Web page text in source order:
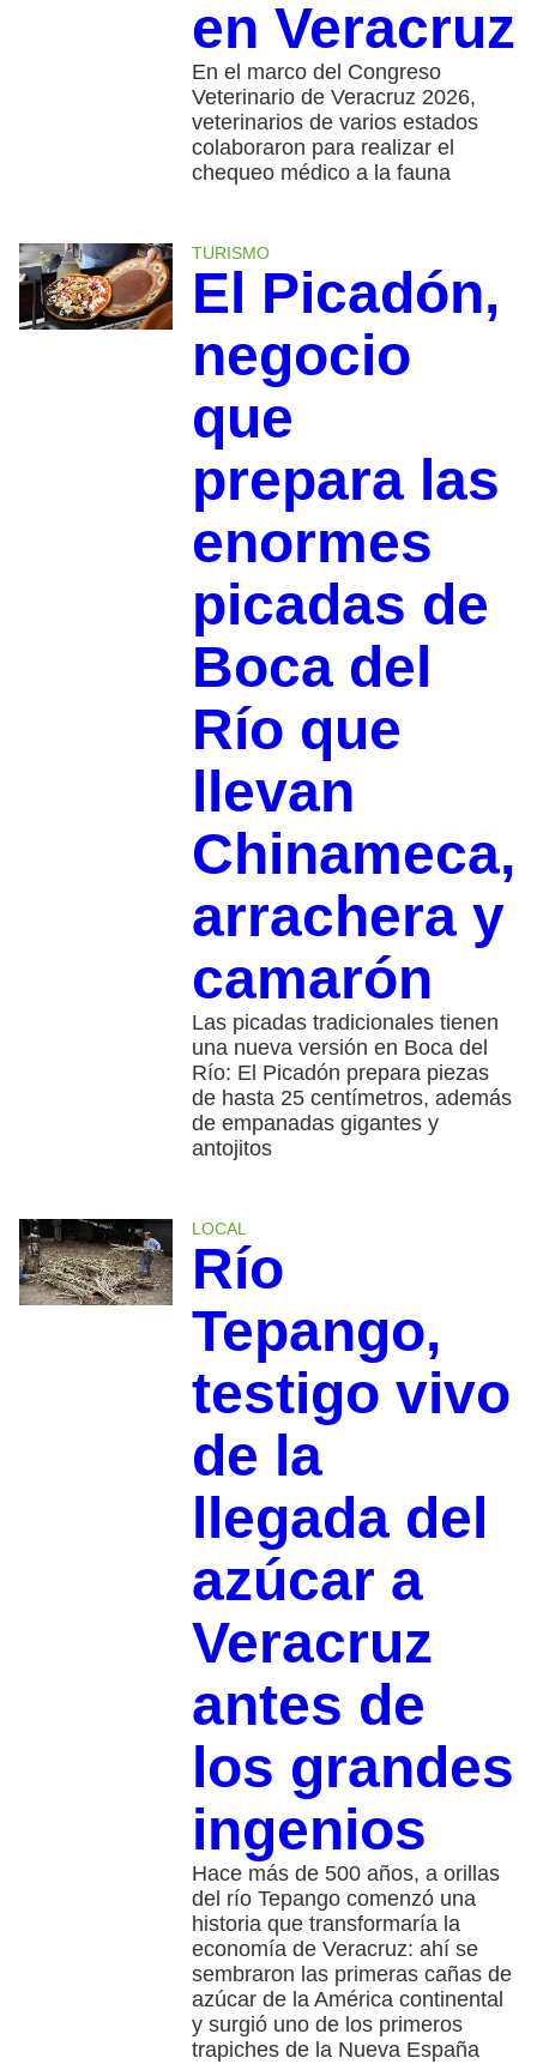
en Veracruz
En el marco del Congreso
Veterinario de Veracruz 2026,
veterinarios de varios estados
colaboraron para realizar el
chequeo médico a la fauna
TURISMO
El Picadón,
negocio
que
prepara las
enormes
picadas de
Boca del
Río que
llevan
Chinameca,
arrachera y
camarón
Las picadas tradicionales tienen
una nueva versión en Boca del
Río: El Picadón prepara piezas
de hasta 25 centímetros, además
de empanadas gigantes y
antojitos
LOCAL
Río
Tepango,
testigo vivo
de la
llegada del
azúcar a
Veracruz
antes de
los grandes
ingenios
Hace más de 500 años, a orillas
del río Tepango comenzó una
historia que transformaría la
economía de Veracruz: ahí se
sembraron las primeras cañas de
azúcar de la América continental
y surgió uno de los primeros
trapiches de la Nueva España